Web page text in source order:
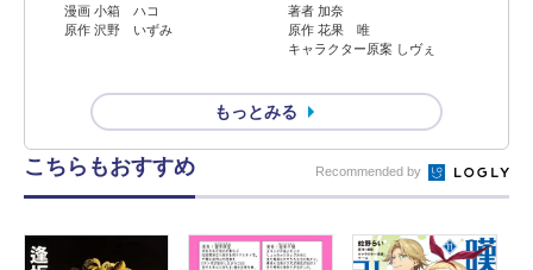
漫画 小箱 ハコ
原作 沢野 いずみ
著者 加奈
原作 花果 唯
キャラクター原案 しヴぇ
もっとみる
こちらもおすすめ Recommended by